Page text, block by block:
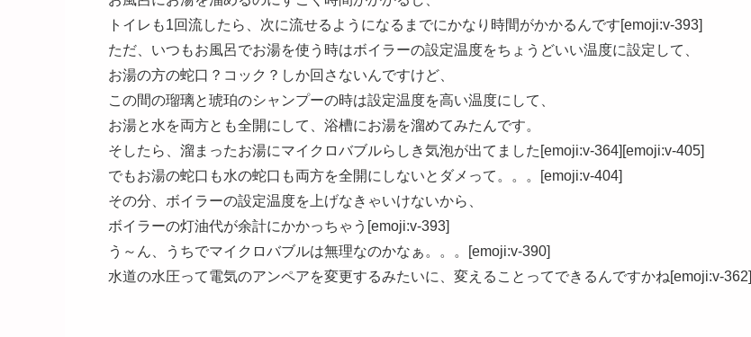
トイレも1回流したら、次に流せるようになるまでにかなり時間がかかるんです[emoji:v-393]
ただ、いつもお風呂でお湯を使う時はボイラーの設定温度をちょうどいい温度に設定して、
お湯の方の蛇口？コック？しか回さないんですけど、
この間の瑠璃と琥珀のシャンプーの時は設定温度を高い温度にして、
お湯と水を両方とも全開にして、浴槽にお湯を溜めてみたんです。
そしたら、溜まったお湯にマイクロバブルらしき気泡が出てました[emoji:v-364][emoji:v-405]
でもお湯の蛇口も水の蛇口も両方を全開にしないとダメって。。。[emoji:v-404]
その分、ボイラーの設定温度を上げなきゃいけないから、
ボイラーの灯油代が余計にかかっちゃう[emoji:v-393]
う～ん、うちでマイクロバブルは無理なのかなぁ。。。[emoji:v-390]
水道の水圧って電気のアンペアを変更するみたいに、変えることってできるんですかね[emoji:v-362]